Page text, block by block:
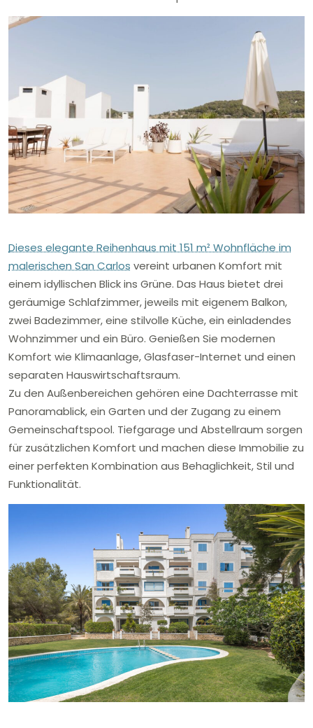
Dieses elegante Reihenhaus mit 151 m² Wohnfläche im
malerischen San Carlos vereint urbanen Komfort mit
einem idyllischen Blick ins Grüne. Das Haus bietet drei
geräumige Schlafzimmer, jeweils mit eigenem Balkon,
zwei Badezimmer, eine stilvolle Küche, ein einladendes
Wohnzimmer und ein Büro. Genießen Sie modernen
Komfort wie Klimaanlage, Glasfaser-Internet und einen
separaten Hauswirtschaftsraum.
Zu den Außenbereichen gehören eine Dachterrasse mit
Panoramablick, ein Garten und der Zugang zu einem
Gemeinschaftspool. Tiefgarage und Abstellraum sorgen
für zusätzlichen Komfort und machen diese Immobilie zu
einer perfekten Kombination aus Behaglichkeit, Stil und
Funktionalität.